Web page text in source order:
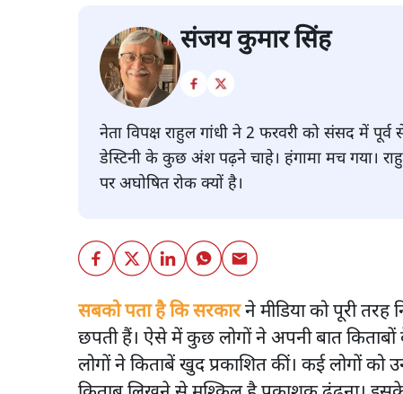
संजय कुमार सिंह
नेता विपक्ष राहुल गांधी ने 2 फरवरी को संसद में
डेस्टिनी के कुछ अंश पढ़ने चाहे। हंगामा मच गया।
पर अघोषित रोक क्यों है।
सबको पता है कि सरकारने मीडिया को पूरी
छपती हैं। ऐसे में कुछ लोगों ने अपनी बात
लोगों ने किताबें खुद प्रकाशित कीं। कई लोगों